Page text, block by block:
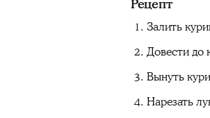
Рецепт
Залить
Довести до
Вынуть
Нарезать